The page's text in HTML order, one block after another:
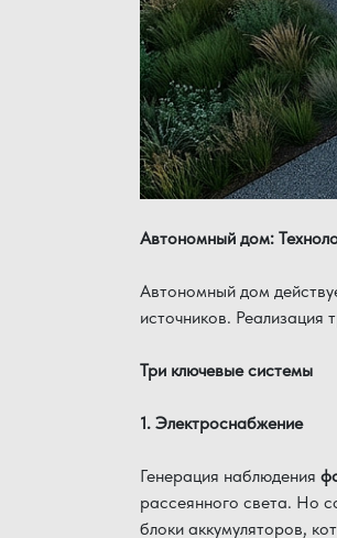
Автономный дом:
Автономный дом
источников. Реализация
Три ключевые системы
1. Электроснабжение
Генерация наблюдения
рассеянного света. Но
блоки аккумуляторов,